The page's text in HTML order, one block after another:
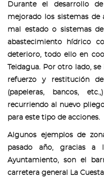
Durante el desarrollo
mejorado los sistemas de
mal estado o sistemas
abastecimiento hídrico
deterioro, todo ello en
Teidagua. Por otro lado,
refuerzo y restitución
(papeleras, bancos,
recurriendo al nuevo
para este tipo de acciones.
Algunos ejemplos de
pasado año, gracias a
Ayuntamiento, son el
carretera general La